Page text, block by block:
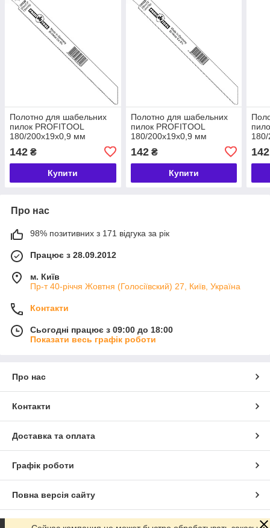
Полотно для шабельних
пилок PROFITOOL
180/200x19x0,9 мм
142 ₴
Купити
Полотно для шабельних
пилок PROFITOOL
180/200x19x0,9 мм
142₴
Купити
142
Про нас
98% позитивних з 171 відгука за рік
Працює з 28.09.2012
м. Київ
Пр-т 40-річчя Жовтня (Голосіївский) 27, Київ, Україна
Контакти
Сьогодні працює з 09:00 до 18:00
Показати весь графік роботи
Про нас
Контакти
Доставка та оплата
Графік роботи
Повна версія сайту
Сайт створено на маркетплейсі Prom.ua